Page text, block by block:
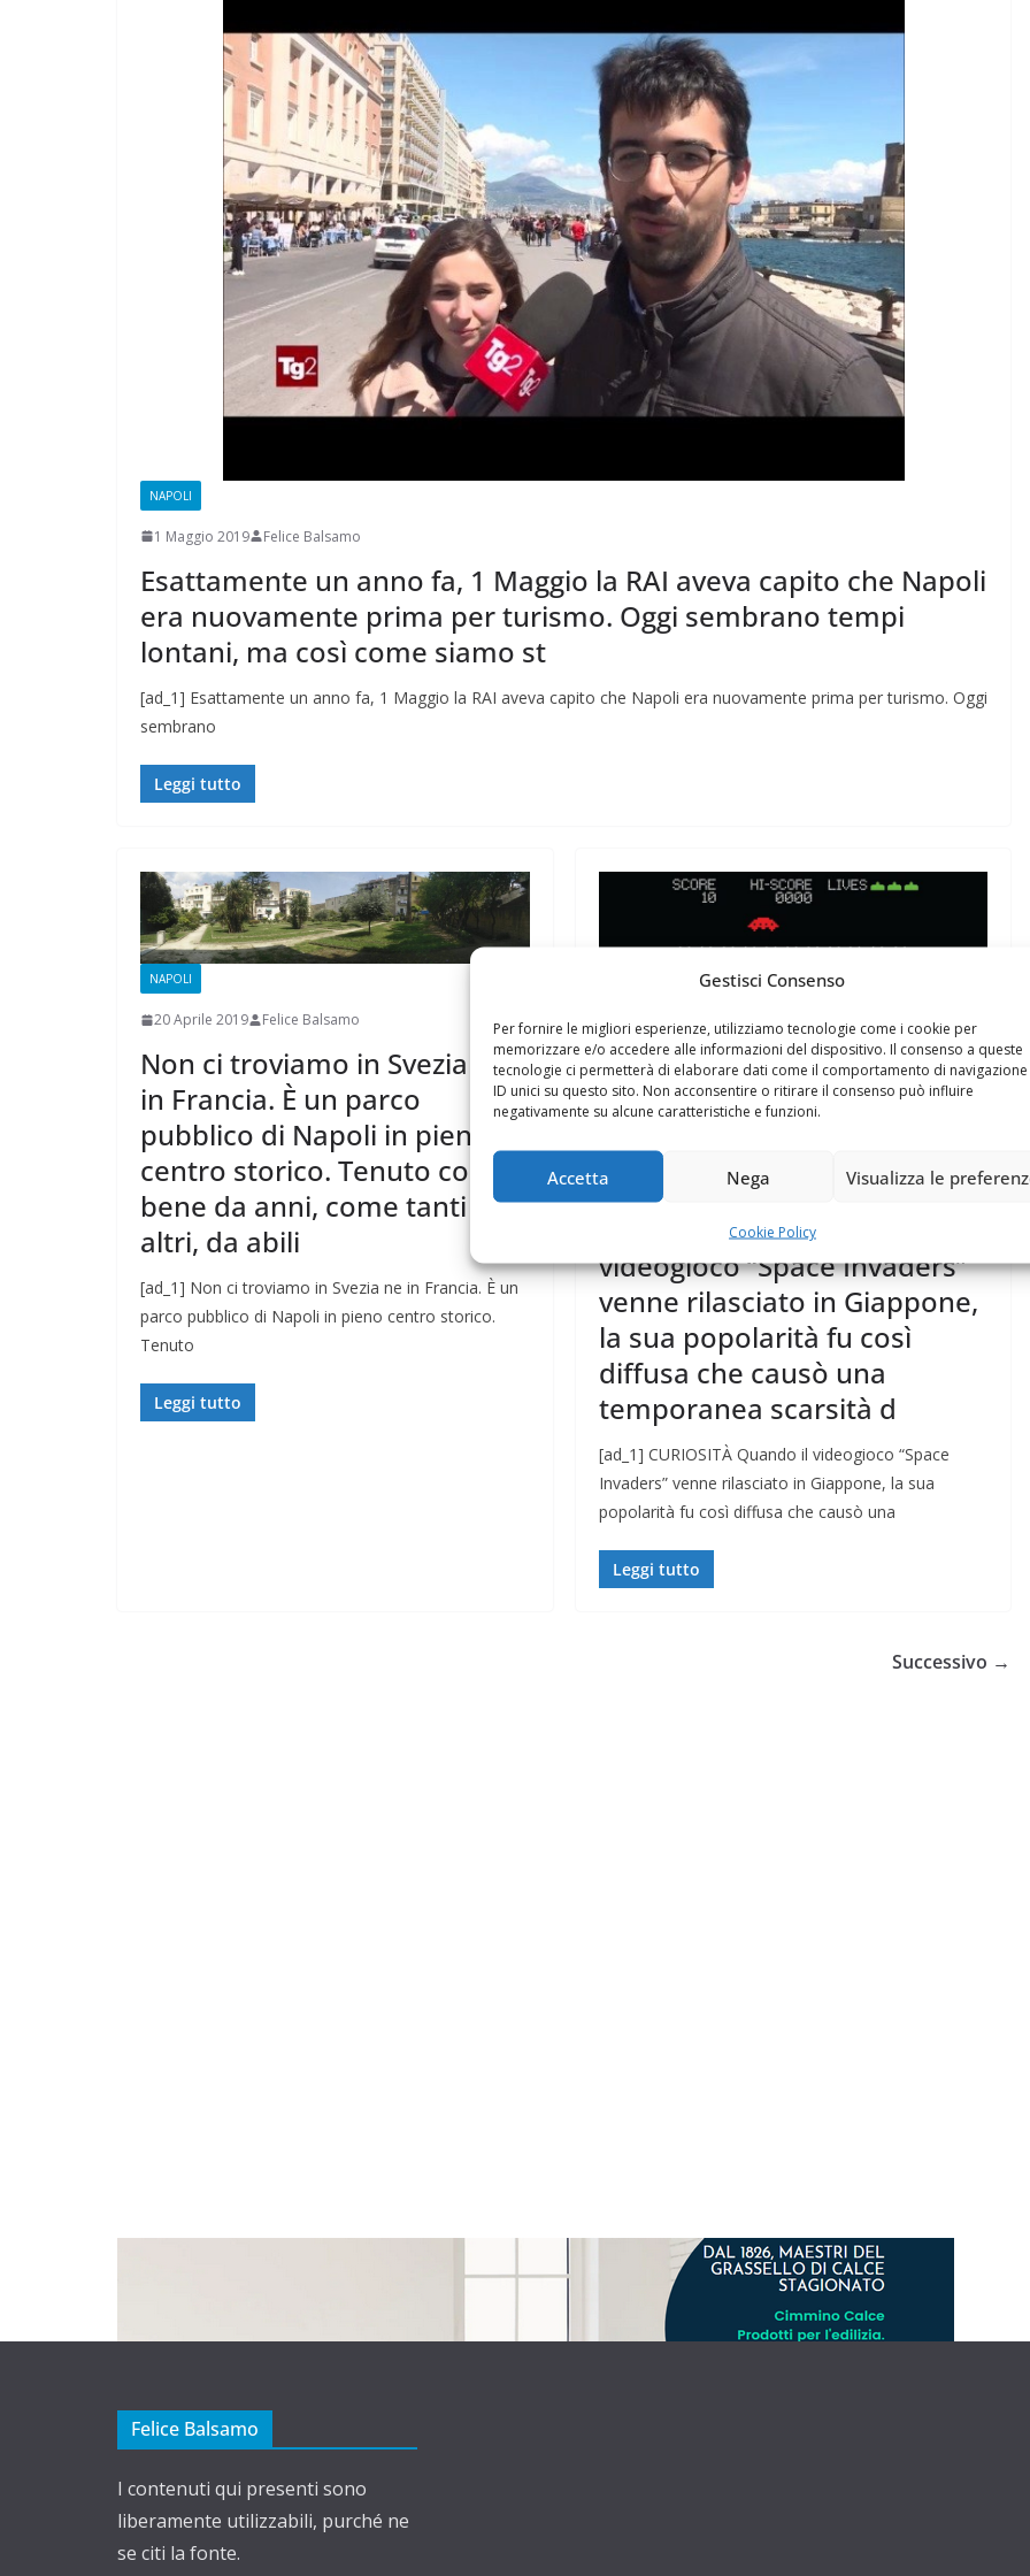
Gestisci Consenso
Per fornire le migliori esperienze, utilizziamo tecnologie come i cookie per
memorizzare e/o accedere alle informazioni del dispositivo. Il consenso a queste
tecnologie ci permetterà di elaborare dati come il comportamento di navigazione
ID unici su questo sito. Non acconsentire o ritirare il consenso può influire
negativamente su alcune caratteristiche e funzioni.
Accetta Nega Visualizza le
Cookie Policy
NAPOLI
1 Maggio 2019 Felice Balsamo
Esattamente un anno fa, 1 Maggio la RAI aveva capito che Napoli
era nuovamente prima per turismo. Oggi sembrano tempi
lontani, ma così come siamo st
[ad_1] Esattamente un anno fa, 1 Maggio la RAI aveva capito che Napoli era nuovamente prima per turismo. Oggi
sembrano
Leggi tutto
NAPOLI
20 Aprile 2019 Felice Balsamo
Non ci troviamo in Svezia ne
in Francia. È un parco
pubblico di Napoli in pieno
centro storico. Tenuto così
bene da anni, come tanti
altri, da abili
[ad_1] Non ci troviamo in Svezia ne in Francia. È un
parco pubblico di Napoli in pieno centro storico.
Tenuto
Leggi tutto
Felice Balsamo
CURIOSITÀ Quando il
videogioco “Space Invaders”
venne rilasciato in Giappone,
la sua popolarità fu così
diffusa che causò una
temporanea scarsità d
[ad_1] CURIOSITÀ Quando il videogioco “Space
Invaders” venne rilasciato in Giappone, la sua
popolarità fu così diffusa che causò una
Leggi tutto
Successivo →
ELETTORALE: 50 DI 50
1 Ottobre 2021
19 Maggio 2024
Felice Balsamo
I contenuti qui presenti sono
liberamente utilizzabili, purché ne
se citi la fonte.